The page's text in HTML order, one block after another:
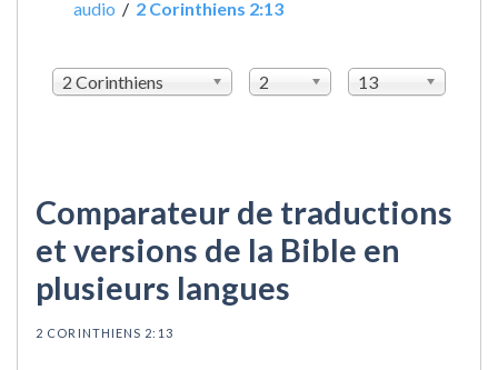
audio / 2 Corinthiens 2:13
2 Corinthiens 2 13
Comparateur de traductions
et versions de la Bible en
plusieurs langues
2 CORINTHIENS 2:13